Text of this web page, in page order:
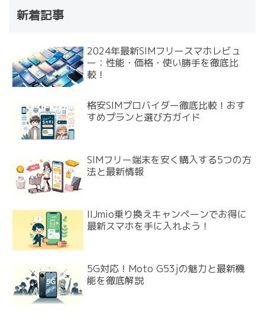
新着記事
2024年最新SIMフリースマホレビュ
ー：性能・価格・使い勝手を徹底比
較！
格安SIMプロバイダー徹底比較！おす
すめプランと選び方ガイド
SIMフリー端末を安く購入する5つの方
法と最新情報
IIJmio乗り換えキャンペーンでお得に
最新スマホを手に入れよう！
5G対応！Moto G53jの魅力と最新機
能を徹底解説